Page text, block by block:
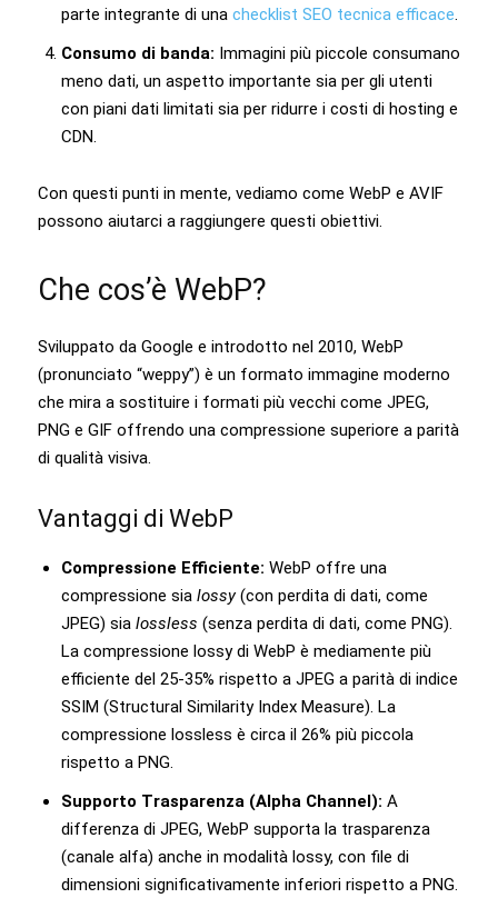
parte integrante di una checklist SEO tecnica efficace
Consumo di banda: Immagini più piccole consumano
meno dati, un aspetto importante sia per gli utenti
con piani dati limitati sia per ridurre i costi di hosting e
CDN.
Con questi punti in mente, vediamo come WebP e AVIF
possono aiutarci a raggiungere questi obiettivi.
Che cos’è WebP?
Sviluppato da Google e introdotto nel 2010, WebP
(pronunciato “weppy”) è un formato immagine moderno
che mira a sostituire i formati più vecchi come JPEG,
PNG e GIF offrendo una compressione superiore a parità
di qualità visiva.
Vantaggi di WebP
Compressione Efficiente: WebP offre una
compressione sia lossy(con perdita di dati, come
JPEG) sia lossless (senza perdita di dati, come PNG).
La compressione lossy di WebP è mediamente più
efficiente del 25-35% rispetto a JPEG a parità di indice
SSIM (Structural Similarity Index Measure). La
compressione lossless è circa il 26% più piccola
rispetto a PNG.
Supporto Trasparenza (Alpha Channel): A
differenza di JPEG, WebP supporta la trasparenza
(canale alfa) anche in modalità lossy, con file di
dimensioni significativamente inferiori rispetto a PNG.